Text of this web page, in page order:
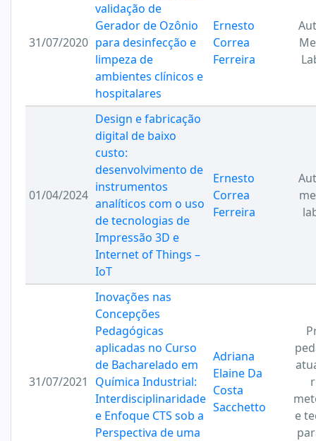
31/07/2020
validação de
Gerador de Ozônio
para desinfecção e
limpeza de
ambientes clínicos e
hospitalares
Ernesto
Correa
Ferreira
01/04/2024
Design e fabricação
digital de baixo
custo:
desenvolvimento de
instrumentos
analíticos com o uso
de tecnologias de
Impressão 3D e
Internet of Things –
IoT
Ernesto
Correa
Ferreira
31/07/2021
Inovações nas
Concepções
Pedagógicas
aplicadas no Curso
de Bacharelado em
Química Industrial:
Interdisciplinaridade
e Enfoque CTS sob a
Perspectiva de uma
Adriana
Elaine Da
Costa
Sacchetto
e